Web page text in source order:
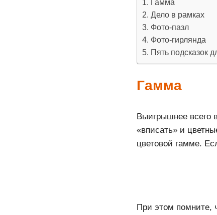
Гамма
Дело в рамках
Фото-пазл
Фото-гирлянда
Пять подсказок
Гамма
Выигрышнее всего
«вписать» и
цветовой гамме.
При этом помните,